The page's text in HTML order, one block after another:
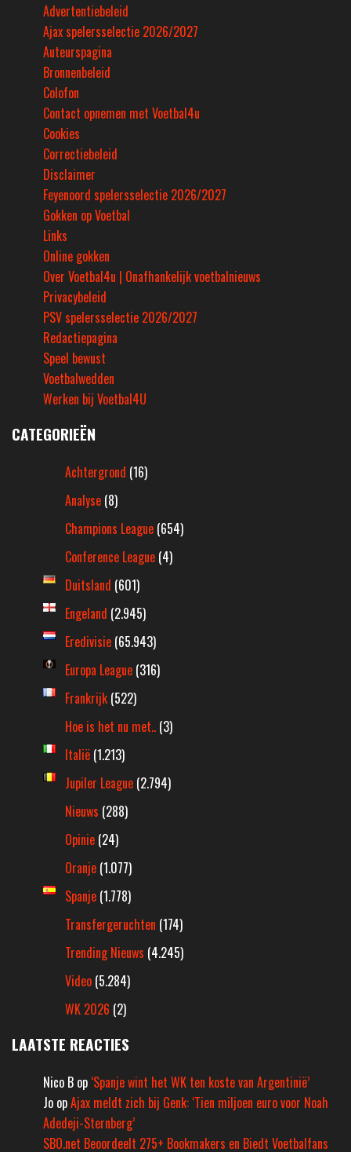
Advertentiebeleid
Ajax spelersselectie 2026/2027
Auteurspagina
Bronnenbeleid
Colofon
Contact opnemen met Voetbal4u
Cookies
Correctiebeleid
Disclaimer
Feyenoord spelersselectie 2026/2027
Gokken op Voetbal
Links
Online gokken
Over Voetbal4u | Onafhankelijk voetbalnieuws
Privacybeleid
PSV spelersselectie 2026/2027
Redactiepagina
Speel bewust
Voetbalwedden
Werken bij Voetbal4U
CATEGORIEËN
Achtergrond (16)
Analyse (8)
Champions League (654)
Conference League (4)
Duitsland (601)
Engeland (2.945)
Eredivisie (65.943)
Europa League (316)
Frankrijk (522)
Hoe is het nu met.. (3)
Italië (1.213)
Jupiler League (2.794)
Nieuws (288)
Opinie (24)
Oranje (1.077)
Spanje (1.778)
Transfergeruchten (174)
Trending Nieuws (4.245)
Video (5.284)
WK 2026 (2)
LAATSTE REACTIES
Nico B op ‘Spanje wint het WK ten koste van Argentinië’
Jo opAjax meldt zich bij Genk: ‘Tien miljoen euro voor Noah
Adedeji-Sternberg’
SBO.net Beoordeelt 275+ Bookmakers en Biedt Voetbalfans